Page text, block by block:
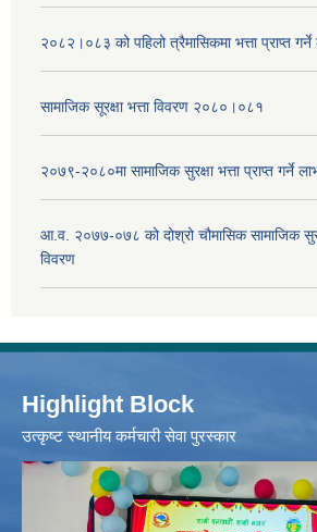
२०८२।०८३ को पहिलो त्रैमासिकमा भत्ता प्राप्‍त गर्ने
सामाजिक सूरक्षा भत्ता विवरण २०८०।०८१
२०७९-२०८०मा सामाजिक सुरक्षा भत्ता प्राप्त गर्ने
आ.व. २०७७-०७८ को दोश्रो चौमासिक सामाजिक
विवरण
Highlight Block
उत्‍कृष्ट स्थानीय कर्मचारी सेवा पुरस्कार